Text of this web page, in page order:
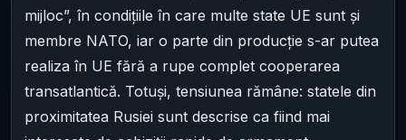
mijloc”, în condițiile în care multe state UE sunt și
membre NATO, iar o parte din producție s-ar putea
realiza în UE fără a rupe complet cooperarea
transatlantică. Totuși, tensiunea rămâne: statele din
proximitatea Rusiei sunt descrise ca fiind mai